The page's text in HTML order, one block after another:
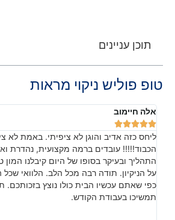
תוכן עניינים
טופ פוליש ניקוי מראות
אלה חיימוב





ליחס כזה אדיב והוגן לא ציפיתי. באמת לא
הכבוד!!!!! עובדים ברמה מקצועית, נהדרת
התהליך ובעיקר בסופו של היום קיבלנו המון
על הניקיון. תודה רבה מכל הלב. הלוואי שכל
כפי שאתם עכשיו הבית כולו נוצץ בזכותכם.
תמשיכו בעבודת הקודש.